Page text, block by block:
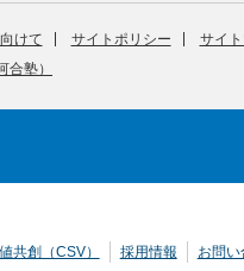
けて サイトポリシー
サイ
塾）
共創（CSV） 採用情報 お問